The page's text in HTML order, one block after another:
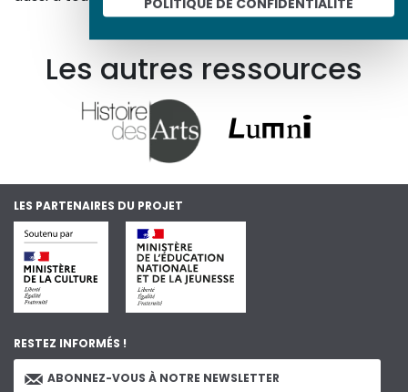
En savoir plus sur le projet
Les autres ressources
LES PARTENAIRES DU PROJET
RESTEZ INFORMÉS !
ABONNEZ-VOUS À NOTRE NEWSLETTER